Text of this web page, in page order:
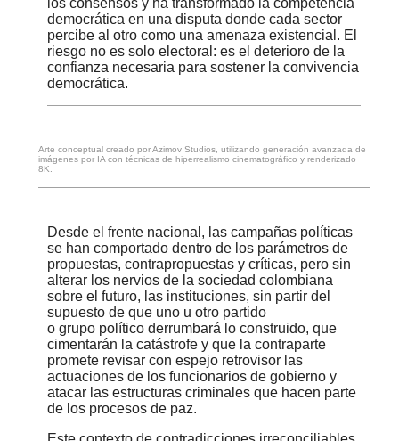
democrática en una disputa donde cada sector
percibe al otro como una amenaza existencial. El
riesgo no es solo electoral: es el deterioro de la
confianza necesaria para sostener la convivencia
democrática.
Arte conceptual creado por Azimov Studios, utilizando generación avanzada de
imágenes por IA con técnicas de hiperrealismo cinematográfico y renderizado
8K.
Desde el frente nacional, las campañas políticas
se han comportado dentro de los parámetros de
propuestas, contrapropuestas y críticas, pero sin
alterar los nervios de la sociedad colombiana
sobre el futuro, las instituciones, sin partir del
supuesto de que uno u otro partido
o grupo político derrumbará lo construido, que
cimentarán la catástrofe y que la contraparte
promete revisar con espejo retrovisor las
actuaciones de los funcionarios de gobierno y
atacar las estructuras criminales que hacen parte
de los procesos de paz.